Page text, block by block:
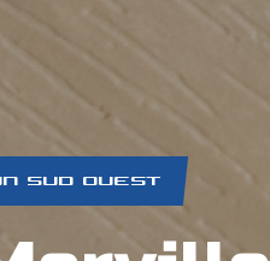
SUD OUEST